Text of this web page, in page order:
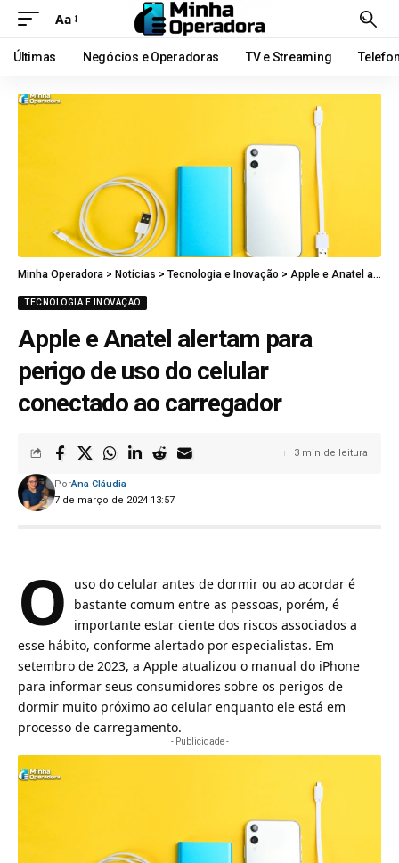
Aa
Últimas Negócios e Operadoras TV e Streaming
Minha Operadora > Notícias > Tecnologia e Inovação > Apple e Anatel alertam para perigo de uso do celular conectado ao carregador
TECNOLOGIA E INOVAÇÃO
Apple e Anatel alertam para
perigo de uso do celular
conectado ao carregador
7 de março de 2024 13:57
PorAna Cláudia
3 min de leitura
O
uso do celular antes de dormir ou ao acordar é
bastante comum entre as pessoas, porém, é
importante estar ciente dos riscos associados a
esse hábito, conforme alertado por especialistas. Em
setembro de 2023, a Apple atualizou o manual do iPhone
para informar seus consumidores sobre os perigos de
dormir muito próximo ao celular enquanto ele está em
processo de carregamento.
- Publicidade -